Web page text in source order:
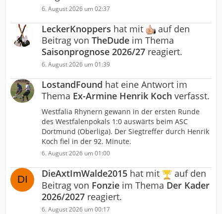
6. August 2026 um 02:37
LeckerKnoppers hat mit
auf den
Beitrag von TheDude im Thema
Saisonprognose 2026/27 reagiert.
6. August 2026 um 01:39
LostandFound hat eine Antwort im
Thema Ex-Armine Henrik Koch verfasst.
Westfalia Rhynern gewann in der ersten Runde
des Westfalenpokals 1:0 auswärts beim ASC
Dortmund (Oberliga). Der Siegtreffer durch Henrik
Koch fiel in der 92. Minute.
6. August 2026 um 01:00
DieAxtImWalde2015 hat mit
auf den
Beitrag von Fonzie im Thema Der Kader
2026/2027 reagiert.
6. August 2026 um 00:17